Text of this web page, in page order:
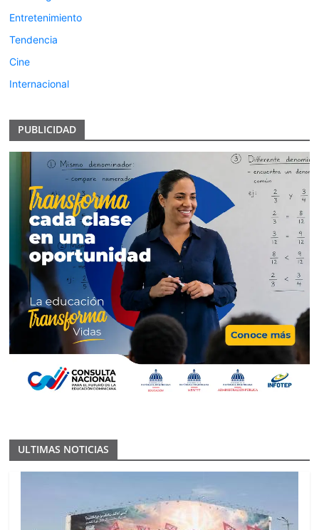
Entretenimiento
Tendencia
Cine
Internacional
PUBLICIDAD
ULTIMAS NOTICIAS